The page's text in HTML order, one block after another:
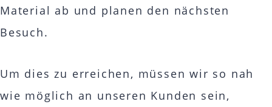
Material ab und planen den nächsten
Besuch.
Um dies zu erreichen, müssen wir so nah
wie möglich an unseren Kunden sein,